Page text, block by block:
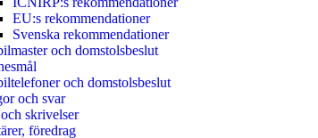
EU:s rekommendationer
Svenska rekommendationer
och domstolsbeslut
och domstolsbeslut
och svar
skrivelser
föredrag